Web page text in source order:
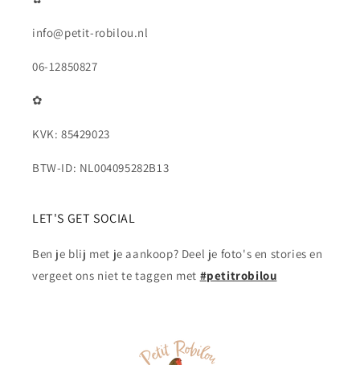
info@petit-robilou.nl
06-12850827
✿
KVK: 85429023
BTW-ID: NL004095282B13
LET'S GET SOCIAL
Ben je blij met je aankoop? Deel je foto's en stories en
vergeet ons niet te taggen met #petitrobilou